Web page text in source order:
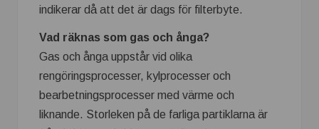
indikerar då att det är dags för filterbyte.
Vad räknas som gas och ånga?
Gas och ånga uppstår vid olika
rengöringsprocesser, kylprocesser och
bearbetningsprocesser med värme och
liknande. Storleken på de farliga partiklarna är